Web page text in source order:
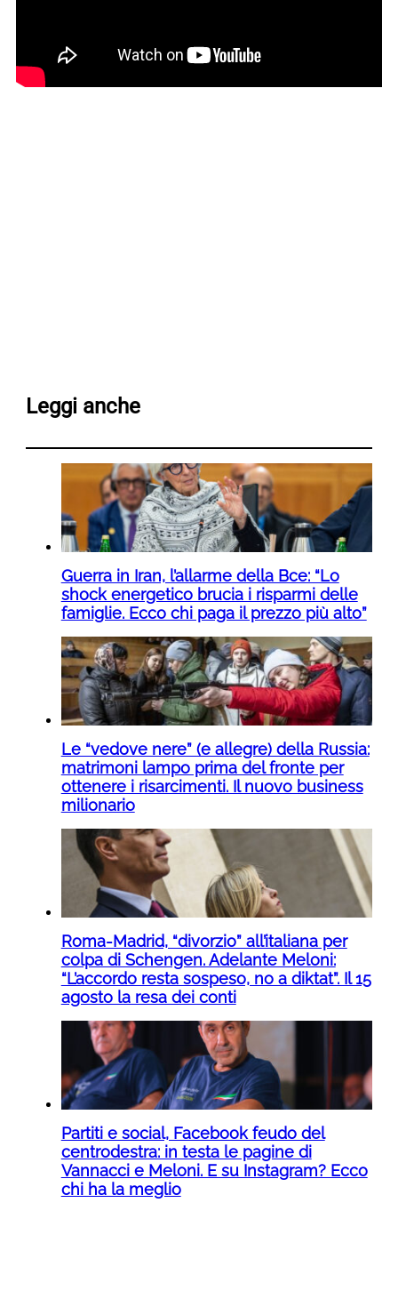
Leggi anche
Guerra in Iran, l’allarme della Bce: “Lo
shock energetico brucia i risparmi delle
famiglie. Ecco chi paga il prezzo più alto”
Le “vedove nere” (e allegre) della Russia:
matrimoni lampo prima del fronte per
ottenere i risarcimenti. Il nuovo business
milionario
Roma-Madrid, “divorzio” all’italiana per
colpa di Schengen. Adelante Meloni:
“L’accordo resta sospeso, no a diktat”. Il 15
agosto la resa dei conti
Partiti e social, Facebook feudo del
centrodestra: in testa le pagine di
Vannacci e Meloni. E su Instagram? Ecco
chi ha la meglio